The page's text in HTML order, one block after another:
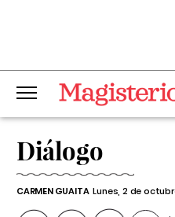
Diálogo
CARMEN GUAITA Lunes, 2 de